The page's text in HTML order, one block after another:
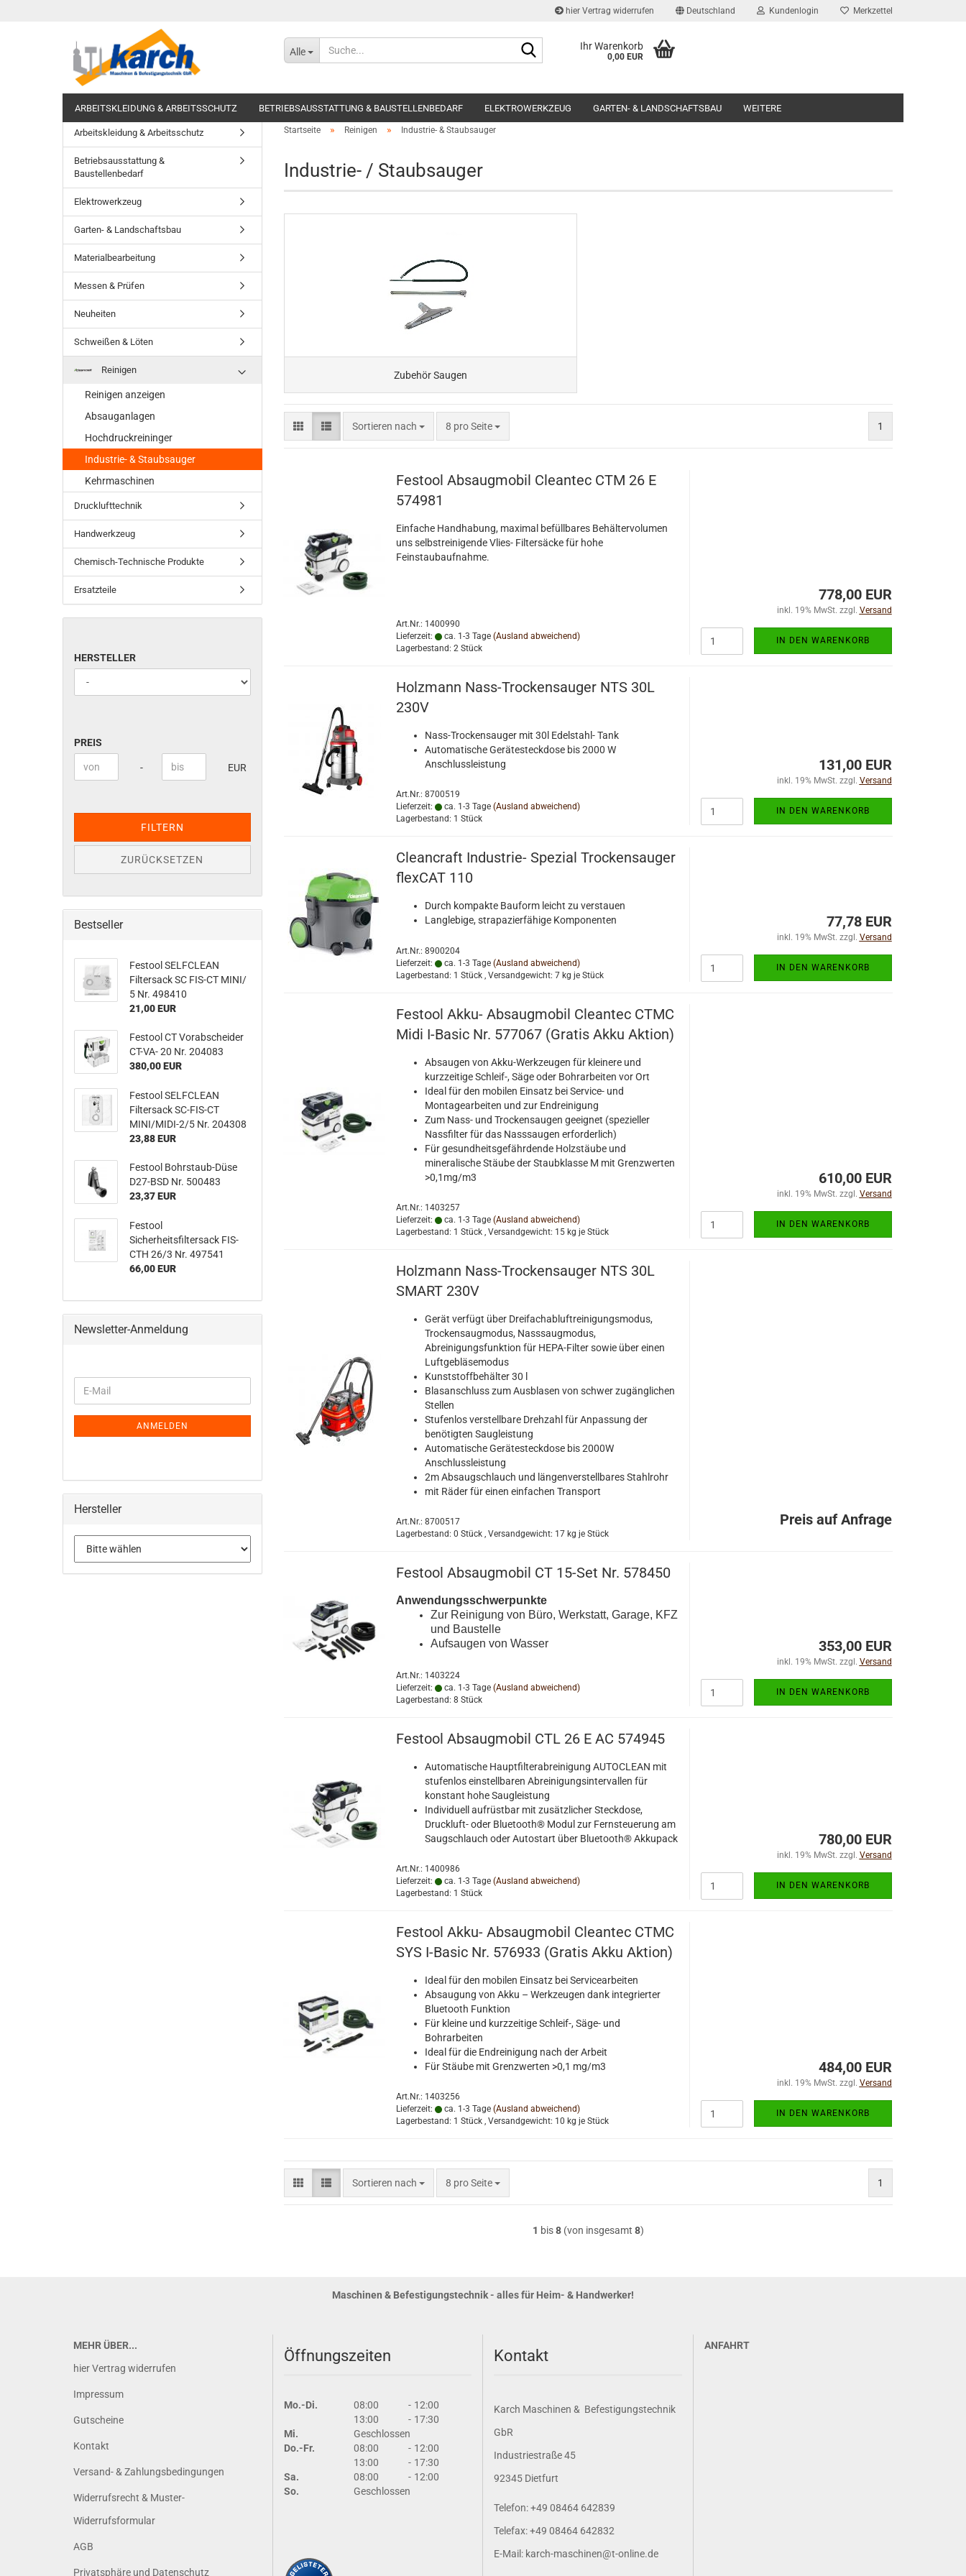
hier Vertrag widerrufen Deutschland Kundenlogin Merkzettel
Alle Ihr Warenkorb
0,00 EUR
ARBEITSKLEIDUNG & ARBEITSSCHUTZ BETRIEBSAUSSTATTUNG & BAUSTELLENBEDARF ELEKTROWERKZEUG GARTEN- & LANDSCHAFTSBAU WEITERE
Startseite » Reinigen » Industrie- & Staubsauger
Industrie- / Staubsauger
Zubehör Saugen
Sortieren nach
Sortieren nach 8 pro Seite
pro Seite 1
Festool Absaugmobil Cleantec CTM 26 E
574981
Einfache Handhabung, maximal befüllbares Behältervolumen
uns selbstreinigende Vlies- Filtersäcke für hohe
Feinstaubaufnahme.
Art.Nr.: 1400990
Lieferzeit:
ca. 1-3 Tage (Ausland abweichend)
Lagerbestand: 2 Stück
778,00 EUR
inkl. 19% MwSt. zzgl. Versand
IN DEN WARENKORB
Holzmann Nass-Trockensauger NTS 30L
230V
Nass-Trockensauger mit 30l Edelstahl- Tank
Automatische Gerätesteckdose bis 2000 W
Anschlussleistung
Art.Nr.: 8700519
Lieferzeit:
ca. 1-3 Tage (Ausland abweichend)
Lagerbestand: 1 Stück
131,00 EUR
inkl. 19% MwSt. zzgl. Versand
IN DEN WARENKORB
Cleancraft Industrie- Spezial Trockensauger
flexCAT 110
Durch kompakte Bauform leicht zu verstauen
Langlebige, strapazierfähige Komponenten
Art.Nr.: 8900204
Lieferzeit:
ca. 1-3 Tage (Ausland abweichend)
Lagerbestand: 1 Stück , Versandgewicht: 7kg je Stück
77,78 EUR
inkl. 19% MwSt. zzgl. Versand
IN DEN WARENKORB
Festool Akku- Absaugmobil Cleantec CTMC
Midi I-Basic Nr. 577067 (Gratis Akku Aktion)
Absaugen von Akku-Werkzeugen für kleinere und
kurzzeitige Schleif-, Säge oder Bohrarbeiten vor Ort
Ideal für den mobilen Einsatz bei Service- und
Montagearbeiten und zur Endreinigung
Zum Nass- und Trockensaugen geeignet (spezieller
Nassfilter für das Nasssaugen erforderlich)
Für gesundheitsgefährdende Holzstäube und
mineralische Stäube der Staubklasse M mit Grenzwerten
>0,1mg/m3
Art.Nr.: 1403257
Lieferzeit:
ca. 1-3 Tage (Ausland abweichend)
Lagerbestand: 1 Stück , Versandgewicht: 15kg je Stück
610,00 EUR
inkl. 19% MwSt. zzgl. Versand
IN DEN WARENKORB
Holzmann Nass-Trockensauger NTS 30L
SMART 230V
Gerät verfügt über Dreifachabluftreinigungsmodus,
Trockensaugmodus, Nasssaugmodus,
Abreinigungsfunktion für HEPA-Filter sowie über einen
Luftgebläsemodus
Kunststoffbehälter 30 l
Blasanschluss zum Ausblasen von schwer zugänglichen
Stellen
Stufenlos verstellbare Drehzahl für Anpassung der
benötigten Saugleistung
Automatische Gerätesteckdose bis 2000W
Anschlussleistung
2m Absaugschlauch und längenverstellbares Stahlrohr
mit Räder für einen einfachen Transport
Art.Nr.: 8700517
Lagerbestand: 0 Stück , Versandgewicht: 17kg je Stück
Preis auf Anfrage
Festool Absaugmobil CT 15-Set Nr. 578450
Anwendungsschwerpunkte
Zur Reinigung von Büro, Werkstatt, Garage, KFZ
und Baustelle
Aufsaugen von Wasser
Art.Nr.: 1403224
Lieferzeit:
ca. 1-3 Tage (Ausland abweichend)
Lagerbestand: 8 Stück
353,00 EUR
inkl. 19% MwSt. zzgl. Versand
IN DEN WARENKORB
Festool Absaugmobil CTL 26 E AC 574945
Automatische Hauptfilterabreinigung AUTOCLEAN mit
stufenlos einstellbaren Abreinigungsintervallen für
konstant hohe Saugleistung
Individuell aufrüstbar mit zusätzlicher Steckdose,
Druckluft- oder Bluetooth® Modul zur Fernsteuerung am
Saugschlauch oder Autostart über Bluetooth® Akkupack
Art.Nr.: 1400986
Lieferzeit:
ca. 1-3 Tage (Ausland abweichend)
Lagerbestand: 1 Stück
780,00 EUR
inkl. 19% MwSt. zzgl. Versand
IN DEN WARENKORB
Festool Akku- Absaugmobil Cleantec CTMC
SYS I-Basic Nr. 576933 (Gratis Akku Aktion)
Ideal für den mobilen Einsatz bei Servicearbeiten
Absaugung von Akku – Werkzeugen dank integrierter
Bluetooth Funktion
Für kleine und kurzzeitige Schleif-, Säge- und
Bohrarbeiten
Ideal für die Endreinigung nach der Arbeit
Für Stäube mit Grenzwerten >0,1 mg/m3
Art.Nr.: 1403256
Lieferzeit:
ca. 1-3 Tage (Ausland abweichend)
Lagerbestand: 1 Stück , Versandgewicht: 10 kg je Stück
484,00 EUR
inkl. 19% MwSt. zzgl. Versand
IN DEN WARENKORB
Sortieren nach
Sortieren nach 8 pro Seite
pro Seite 1
1 bis8(von insgesamt 8)
Arbeitskleidung & Arbeitsschutz
Betriebsausstattung &
Baustellenbedarf
Elektrowerkzeug
Garten- & Landschaftsbau
Materialbearbeitung
Messen & Prüfen
Neuheiten
Schweißen & Löten
Reinigen
Reinigen anzeigen
Absauganlagen
Hochdruckreininger
Industrie- & Staubsauger
Kehrmaschinen
Drucklufttechnik
Handwerkzeug
Chemisch-Technische Produkte
Ersatzteile
HERSTELLER
HERSTELLER
PREIS
Preis bis - EUR
FILTERN
ZURÜCKSETZEN
Bestseller
Festool SELFCLEAN
Filtersack SC FIS-CT MINI/
5 Nr. 498410
21,00 EUR
Festool CT Vorabscheider
CT-VA- 20 Nr. 204083
380,00 EUR
Festool SELFCLEAN
Filtersack SC-FIS-CT
MINI/MIDI-2/5 Nr. 204308
23,88 EUR
Festool Bohrstaub-Düse
D27-BSD Nr. 500483
23,37 EUR
Festool
Sicherheitsfiltersack FIS-
CTH 26/3 Nr. 497541
66,00 EUR
Newsletter-Anmeldung
ZUR
E-
Mail
ANMELDEN
Hersteller
Maschinen & Befestigungstechnik - alles für Heim- & Handwerker!
MEHR ÜBER...
hier Vertrag widerrufen
Impressum
Gutscheine
Kontakt
Versand- & Zahlungsbedingungen
Widerrufsrecht & Muster-
Widerrufsformular
AGB
Privatsphäre und Datenschutz
Öffnungszeiten
Mo.-Di. 08:00 - 12:00
13:00
- 17:30
Mi.
Geschlossen
Do.-Fr.
08:00 - 12:00
13:00
- 17:30
Sa.
08:00 - 12:00
So.
Geschlossen
Kontakt
Karch Maschinen & Befestigungstechnik
GbR
Industriestraße 45
92345 Dietfurt
Telefon: +49 08464 642839
Telefax: +49 08464 642832
E-Mail: karch-maschinen@t-online.de
ANFAHRT